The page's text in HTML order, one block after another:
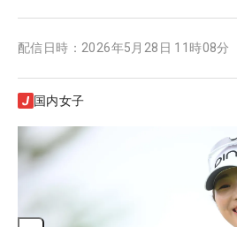
配信日時： 2026年5月28日 11時08分
国内女子